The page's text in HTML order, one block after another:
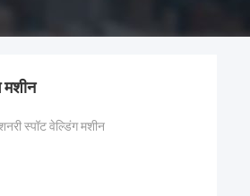
मशीन
स्पॉट वेल्डिंग मशीन